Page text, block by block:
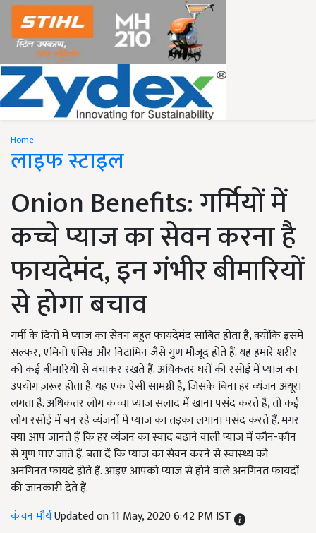
Home
लाइफ स्टाइल
Onion Benefits: गर्मियों में
कच्चे प्याज का सेवन करना है
फायदेमंद, इन गंभीर बीमारियों
से होगा बचाव
गर्मी के दिनों में प्याज का सेवन बहुत फायदेमंद साबित होता है, क्योंकि इसमें
सल्फर, एमिनो एसिड और विटामिन जैसे गुण मौजूद होते हैं. यह हमारे शरीर
को कई बीमारियों से बचाकर रखते हैं. अधिकतर घरों की रसोई में प्याज का
उपयोग ज़रूर होता है. यह एक ऐसी सामग्री है, जिसके बिना हर व्यंजन अधूरा
लगता है. अधिकतर लोग कच्चा प्याज सलाद में खाना पसंद करते हैं, तो कई
लोग रसोई में बन रहे व्यंजनों में प्याज का तड़का लगाना पसंद करते हैं. मगर
क्या आप जानते हैं कि हर व्यंजन का स्वाद बढ़ाने वाली प्याज में कौन-कौन
से गुण पाए जाते हैं. बता दें कि प्याज का सेवन करने से स्वास्थ्य को
अनगिनत फायदे होते हैं. आइए आपको प्याज से होने वाले अनगिनत फायदों
की जानकारी देते हैं.
कंचन मौर्यUpdated on 11 May, 2020 6:42 PM IST